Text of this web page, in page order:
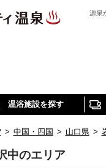
源泉
温浴施設を探す
> 中国・四国 > 山口県 >
中のエリア